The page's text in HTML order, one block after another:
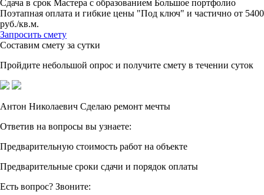
Сдача в срок Мастера с образованием Большое портфолио
Поэтапная оплата и гибкие цены "Под ключ" и частично от 5400
руб./кв.м.
Запросить смету
Составим смету за сутки
Пройдите небольшой опрос и получите смету в течении суток
Антон Николаевич Сделаю ремонт мечты
Ответив на вопросы вы узнаете:
Предварительную стоимость работ на объекте
Предварительные сроки сдачи и порядок оплаты
Есть вопрос? Звоните: